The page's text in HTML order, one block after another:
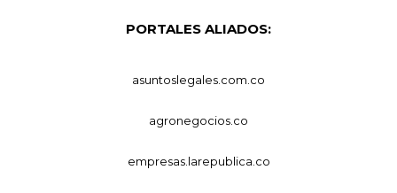
PORTALES ALIADOS:
asuntoslegales.com.co
agronegocios.co
empresas.larepublica.co